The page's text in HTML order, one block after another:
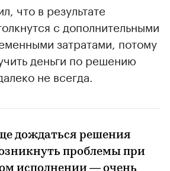
что в результате
с дополнительными
затратами, потому
деньги по решению
не всегда.
дождаться решения
проблемы при